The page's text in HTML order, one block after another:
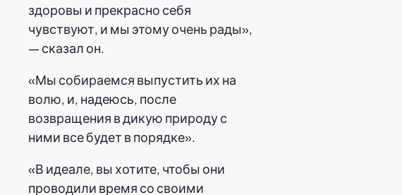
здоровы и прекрасно себя
чувствуют, и мы этому очень рады»,
— сказал он.
«Мы собираемся выпустить их на
волю, и, надеюсь, после
возвращения в дикую природу с
ними все будет в порядке».
«В идеале, вы хотите, чтобы они
проводили время со своими